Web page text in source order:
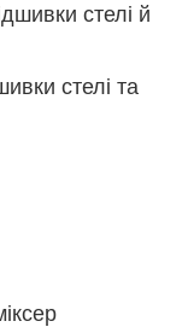
стелі й
стелі та